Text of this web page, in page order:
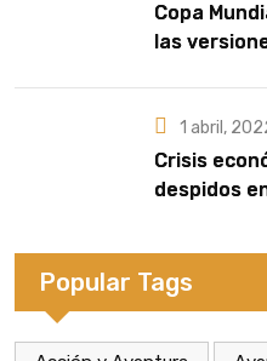
Copa
las
1 abril,
Crisis
despidos
Popular Tags